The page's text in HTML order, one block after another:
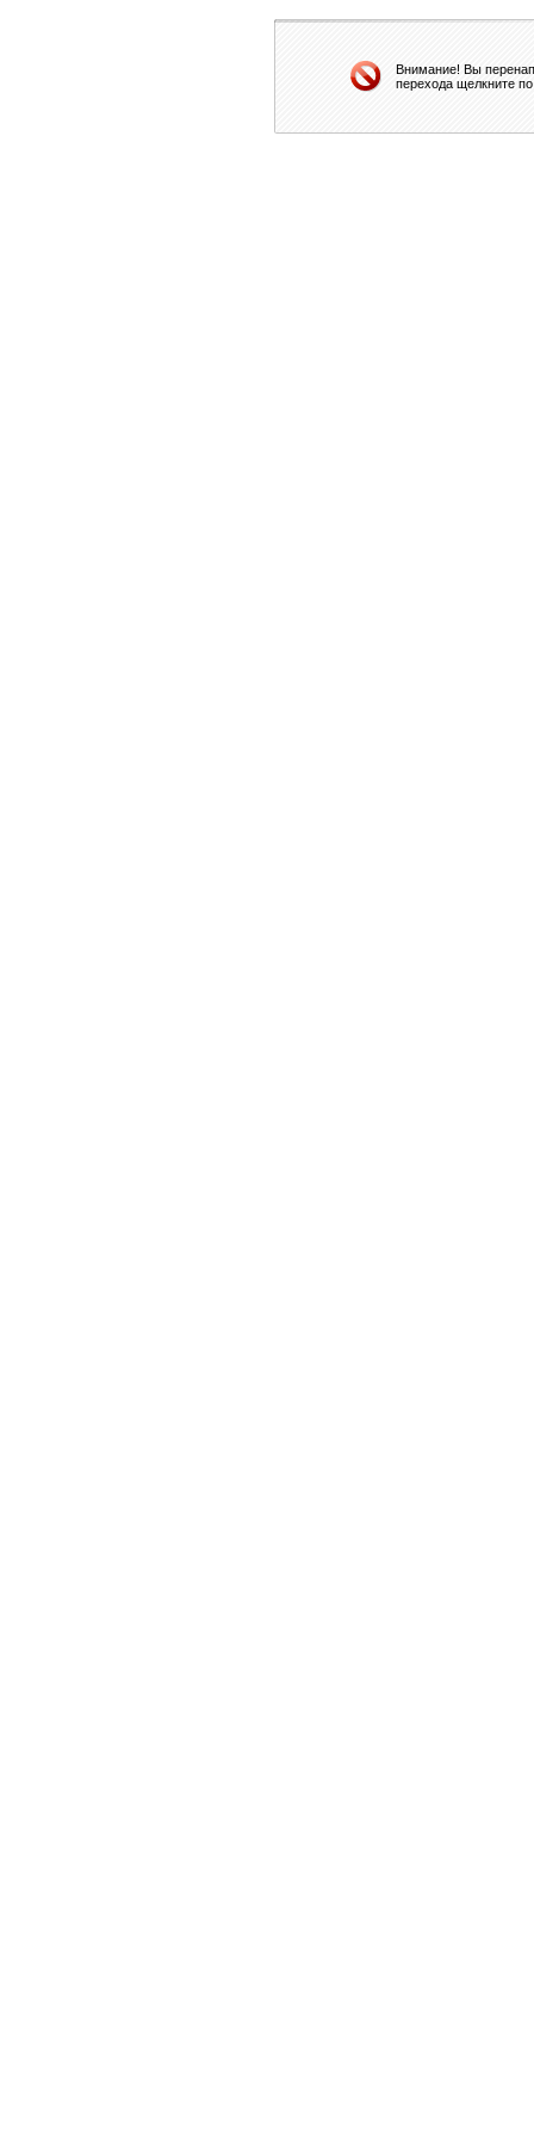
Внимание! Вы
перехода щелкните